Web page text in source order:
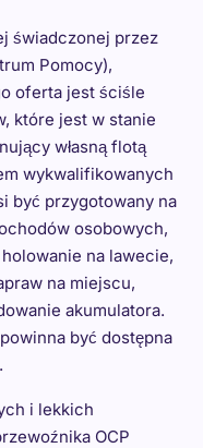
świadczonej przez
Pomocy),
oferta jest ściśle
które jest w stanie
własną flotą
wykwalifikowanych
być przygotowany na
osobowych,
na lawecie,
na miejscu,
akumulatora.
być dostępna
i lekkich
OCP